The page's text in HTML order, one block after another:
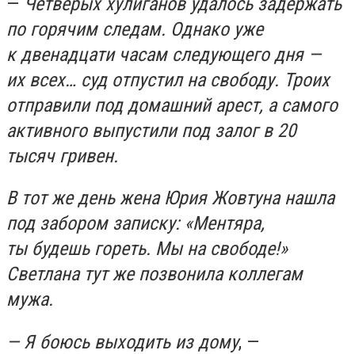
по горячим следам. Однако уже
к двенадцати часам следующего дня —
их всех… суд отпустил на свободу. Троих
отправили под домашний арест, а самого
активного выпустили под залог в 20
тысяч гривен.
В тот же день жена Юрия Жовтуна нашла
под забором записку: «Ментяра,
ты будешь гореть. Мы на свободе!»
Светлана тут же позвонила коллегам
мужа.
— Я боюсь выходить из дому, —